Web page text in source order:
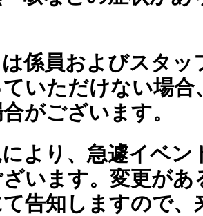
は係員およびスタ
いただけない場
がございます。
により、急遽イベ
います。変更が
告知しますので